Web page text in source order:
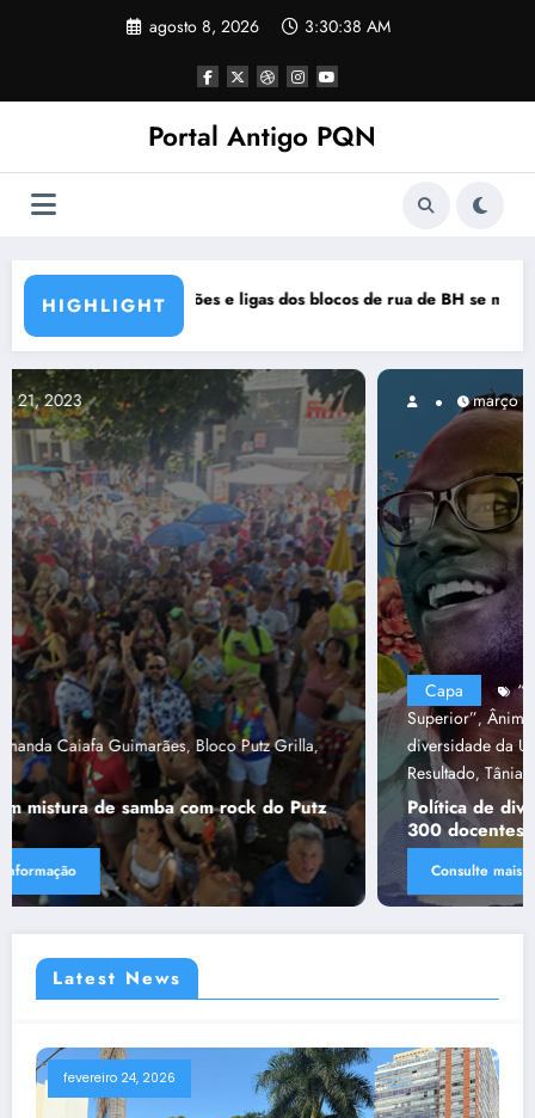
agosto 8, 2026 3:30:39 AM
Portal Antigo PQN
HIGHLIGHT
rua de BH se manifestam em nota de repúdioRocknights lança a primeira parte
Capa
“Tendências para Docência no Ensino
Superior”,Ânima Educaçã,Ânima Plurais,capa
Política de
diversidade da Una e do UniBH,Rede Comunicação de
Resultado ,Tânia Chaves
Política de diversidade da Una e do UniBH envolve
300 docentes e coladores negros
Consulte mais informação
março 5, 2021
Latest News
fevereiro 24, 2026